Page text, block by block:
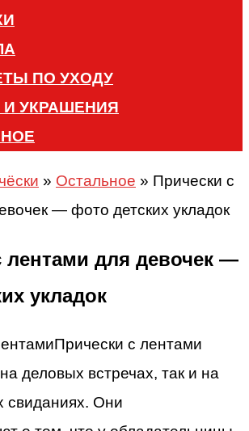
ПО УХОДУ
И УКРАШЕНИЯ
» Остальное » Прически с
— фото детских укладок
лентами для девочек —
укладок
Прически с лентами
деловых встречах, так и на
свиданиях. Они